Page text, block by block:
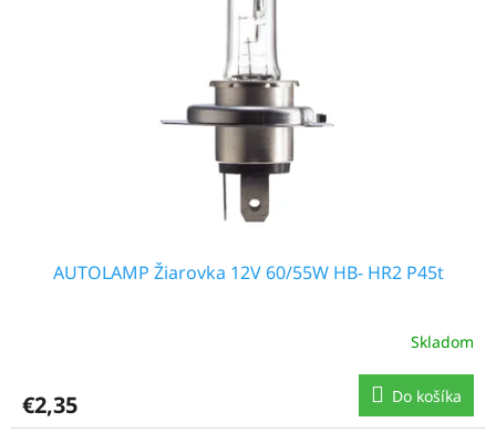
AUTOLAMP Žiarovka 12V 60/55W HB- HR2 P45t
Skladom
€2,35 Do košíka